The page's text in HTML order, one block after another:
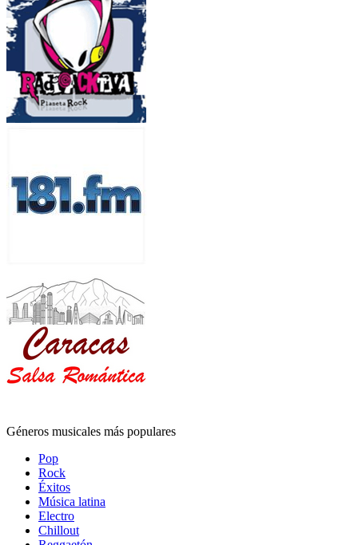
Géneros musicales más populares
Pop
Rock
Éxitos
Música latina
Electro
Chillout